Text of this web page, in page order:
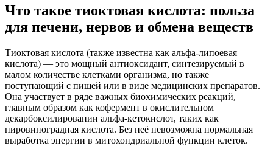
Что такое тиоктовая кислота: польза
для печени, нервов и обмена веществ
Тиоктовая кислота (также известна как альфа-липоевая
кислота) — это мощный антиоксидант, синтезируемый в
малом количестве клетками организма, но также
поступающий с пищей или в виде медицинских препаратов.
Она участвует в ряде важных биохимических реакций,
главным образом как кофермент в окислительном
декарбоксилировании альфа-кетокислот, таких как
пировиноградная кислота. Без неё невозможна нормальная
выработка энергии в митохондриальной функции клеток.